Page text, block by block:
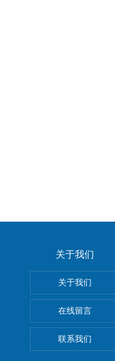
关于我们
关于我们
在线留言
联系我们